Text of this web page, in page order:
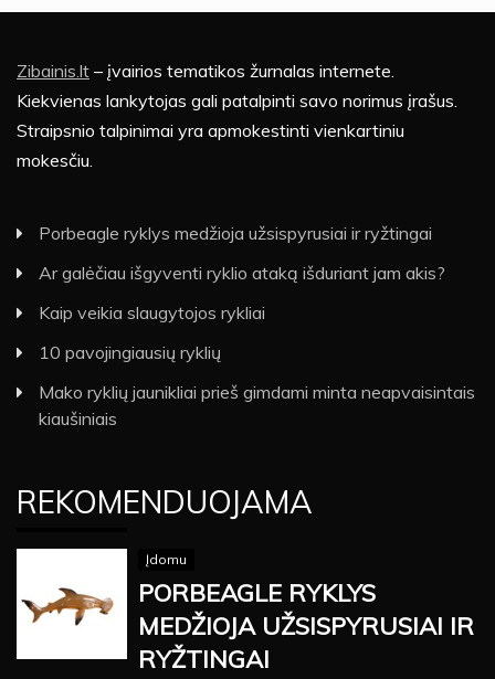
Zibainis.lt – įvairios tematikos žurnalas internete.
Kiekvienas lankytojas gali patalpinti savo norimus įrašus.
Straipsnio talpinimai yra apmokestinti vienkartiniu
mokesčiu.
Porbeagle ryklys medžioja užsispyrusiai ir ryžtingai
Ar galėčiau išgyventi ryklio ataką išduriant jam akis?
Kaip veikia slaugytojos rykliai
10 pavojingiausių ryklių
Mako ryklių jaunikliai prieš gimdami minta neapvaisintais
kiaušiniais
REKOMENDUOJAMA
Įdomu
PORBEAGLE RYKLYS
MEDŽIOJA UŽSISPYRUSIAI IR
RYŽTINGAI